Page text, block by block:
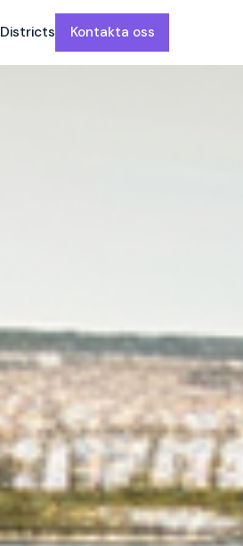
Districts Kontakta oss